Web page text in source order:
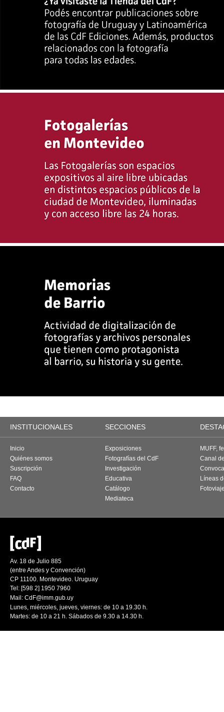
INSTITUCIONALES SECCIONES
Inicio
Quiénes somos
Suscripción
FAQ
Contacto
Exposiciones
Fotografías del CdF
Investigación
Educativa
Catálogo
Mediateca
MUFF,
Canal
Líneas
Av. 18 de Julio 885
(entre Andes y Convención)
CP 11100. Montevideo. Uruguay
Tel: [598 2] 1950 7960
Mail: CdF@imm.gub.uy
Lunes, miércoles, jueves, viernes: de 10 a 19.30 h.
Martes: de 10 a 21 h. Sábados de 9.30 a 14.30 h.